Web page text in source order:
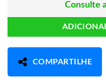
Consulte
COMPARTILHE